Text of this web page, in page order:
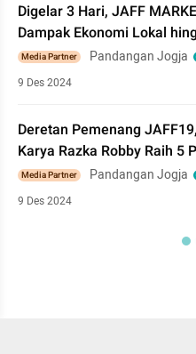
Digelar 3 Hari, JAFF
Dampak Ekonomi Lokal
Media Partner Pandangan Jogja
9 Des 2024
Deretan Pemenang
Karya Razka Robby Raih 5
Media Partner Pandangan Jogja
9 Des 2024